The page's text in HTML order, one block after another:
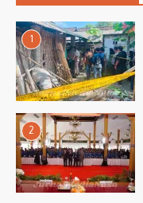
1
2